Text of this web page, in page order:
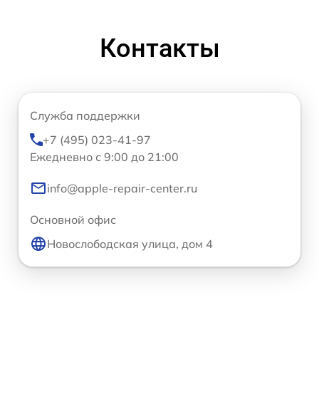
Контакты
Служба поддержки
+7 (495) 023-41-97
Ежедневно с 9:00 до 21:00
info@apple-repair-center.ru
Основной офис
Новослободская улица, дом 4